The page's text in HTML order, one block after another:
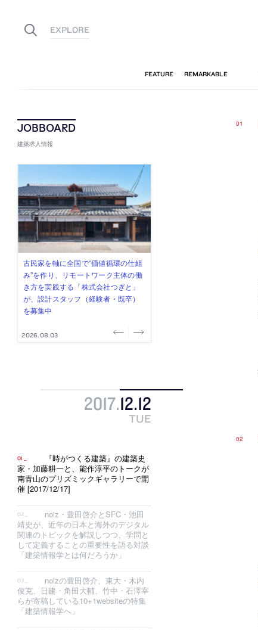
建築求人情報
古民家を軸に全国で“価値循環の仕組
み”を作り、リモートワーク主体の働
き方を実践する「株式会社つぎと」
が、設計スタッフ（経験者・既卒）
を募集中
2026.08.03
リノベる株式会社が、設計パートナ
ー (業務委託) を募集中
2026.08.03
社会への影響力のある建築を手掛
け、スタッフ同士で助け合う環境づ
くりも行う「E.A.S.T.architects」
が、設計スタッフ（経験者・既卒・
2027年新卒）を募集中
2026.07.31
代官山を拠点に活動する「梅澤竜也 /
ALA INC.」が、設計スタッフ・アル
バイト・事務職を募集中
2026.07.30
住宅や共同住宅などを手掛け、“合理
的でシンプルなデザイン”を志向する
「PANDA：山本浩三建築設計事務
所」が、設計スタッフ（経験者・既
卒・2027年新卒）を募集中
2026.07.29
2017.12.12
TUE
『時がつくる建築』の建築史
家・加藤耕一と、能作淳平のトークが
南青山のプリズミックギャラリーで開
催 [2017/12/17]
noiz・豊田啓介とSFC・池田
靖史が、近年の日本と海外のデジタル
関連のトピックを解説しつつ、学問と
して定義することの重要性を語る対談
「建築情報学とは何だろうか」
noizの豊田啓介、東大・木内
俊克、日建・角田大輔、竹中・石澤宰
らが寄稿している10+1websiteの特集
「建築情報学へ」